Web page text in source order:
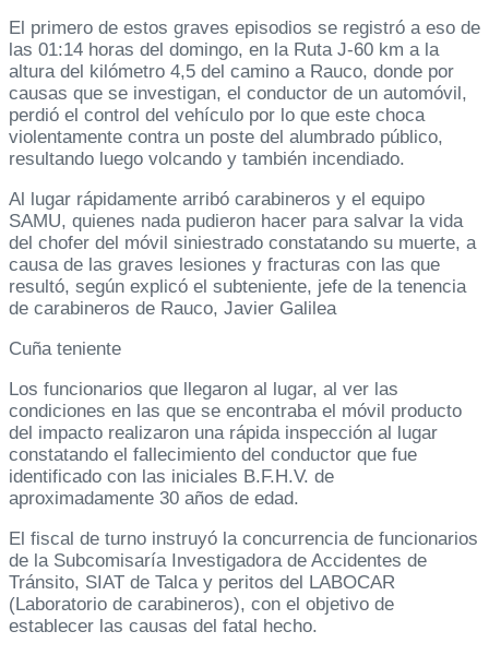
El primero de estos graves episodios se registró a eso de
las 01:14 horas del domingo, en la Ruta J-60 km a la
altura del kilómetro 4,5 del camino a Rauco, donde por
causas que se investigan, el conductor de un automóvil,
perdió el control del vehículo por lo que este choca
violentamente contra un poste del alumbrado público,
resultando luego volcando y también incendiado.
Al lugar rápidamente arribó carabineros y el equipo
SAMU, quienes nada pudieron hacer para salvar la vida
del chofer del móvil siniestrado constatando su muerte, a
causa de las graves lesiones y fracturas con las que
resultó, según explicó el subteniente, jefe de la tenencia
de carabineros de Rauco, Javier Galilea
Cuña teniente
Los funcionarios que llegaron al lugar, al ver las
condiciones en las que se encontraba el móvil producto
del impacto realizaron una rápida inspección al lugar
constatando el fallecimiento del conductor que fue
identificado con las iniciales B.F.H.V. de
aproximadamente 30 años de edad.
El fiscal de turno instruyó la concurrencia de funcionarios
de la Subcomisaría Investigadora de Accidentes de
Tránsito, SIAT de Talca y peritos del LABOCAR
(Laboratorio de carabineros), con el objetivo de
establecer las causas del fatal hecho.